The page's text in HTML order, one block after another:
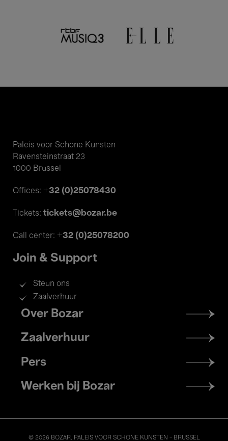
Paleis voor Schone Kunsten
Ravensteinstraat 23
1000 Brussel
Offices: +32 (0)25078430
Tickets: tickets@bozar.be
Call center: +32 (0)25078200
Join & Support
Steun ons
Zaalverhuur
Footer
menu
Over Bozar
Zaalverhuur
Pers
Werken bij Bozar
© 2026 BOZAR. PALEIS VOOR SCHONE KUNSTEN - BRUSSEL